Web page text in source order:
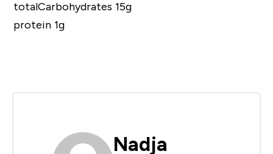
totalCarbohydrates 15g
protein 1g
Nadja